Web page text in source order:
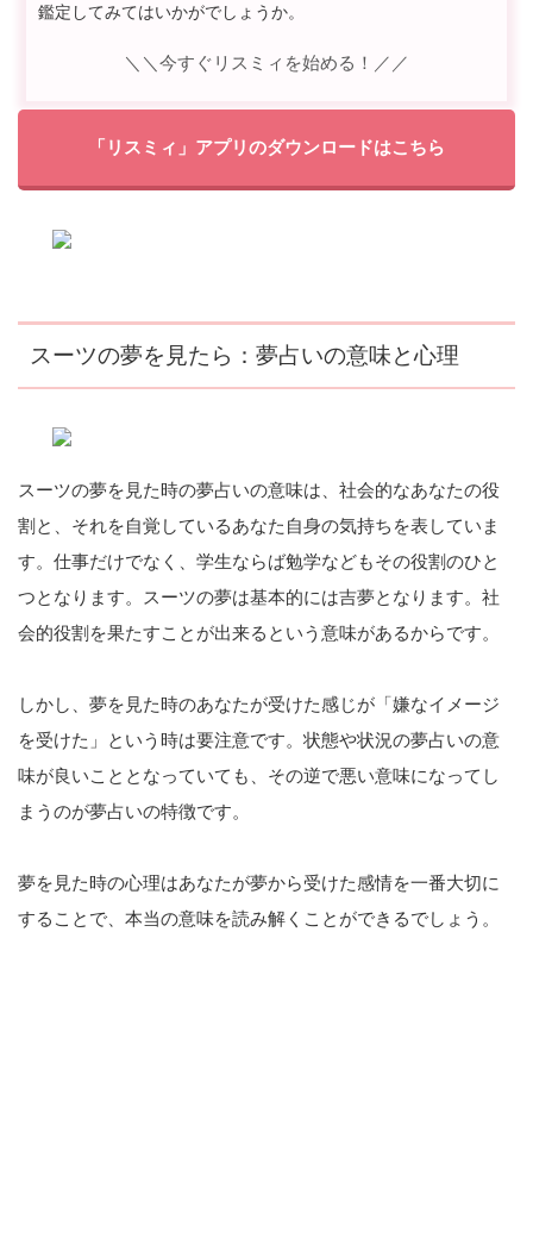
鑑定してみてはいかがでしょうか。
＼＼今すぐリスミィを始める！／／
「リスミィ」アプリのダウンロードはこちら
スーツの夢を見たら：夢占いの意味と心理
スーツの夢を見た時の夢占いの意味は、社会的なあなたの役
割と、それを自覚しているあなた自身の気持ちを表していま
す。仕事だけでなく、学生ならば勉学などもその役割のひと
つとなります。スーツの夢は基本的には吉夢となります。社
会的役割を果たすことが出来るという意味があるからです。
しかし、夢を見た時のあなたが受けた感じが「嫌なイメージ
を受けた」という時は要注意です。状態や状況の夢占いの意
味が良いこととなっていても、その逆で悪い意味になってし
まうのが夢占いの特徴です。
夢を見た時の心理はあなたが夢から受けた感情を一番大切に
することで、本当の意味を読み解くことができるでしょう。